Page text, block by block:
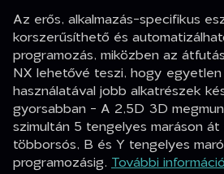
Az erős, alkalmazás-specifikus
korszerűsíthető és
programozás, miközben az
NX lehetővé teszi, hogy
használatával jobb alkatrészek
gyorsabban - A 2,5D 3D
szimultán 5 tengelyes maráson
többorsós, B és Y tengelyes
programozásig. További információ